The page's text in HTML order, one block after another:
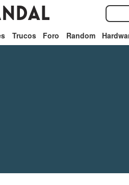
Trucos Foro Random